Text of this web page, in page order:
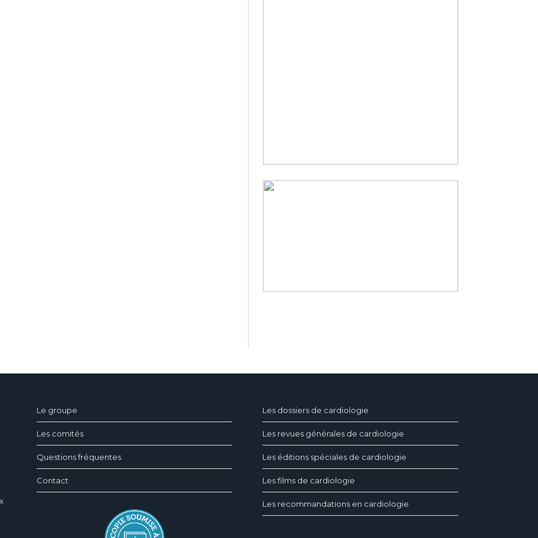
Le groupe
Les comités
Questions fréquentes
Contact
Les dossiers de cardiologie
Les revues générales de cardiologie
Les éditions spéciales de cardiologie
Les films de cardiologie
Les recommandations en cardiologie